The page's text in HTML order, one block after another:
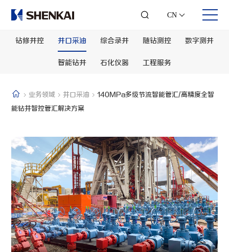
CN
公司简介
企业荣誉
联系我们
钻修井控
数字测井
智能钻井
石化仪器
工程服务
钻修井控 井口采油 综合录井 随钻测控 数字测井
智能钻井 石化仪器 工程服务
业务领域 井口采油
140MPa多级节流智能管汇/高精度全智
能钻‎井智控管汇解决方案